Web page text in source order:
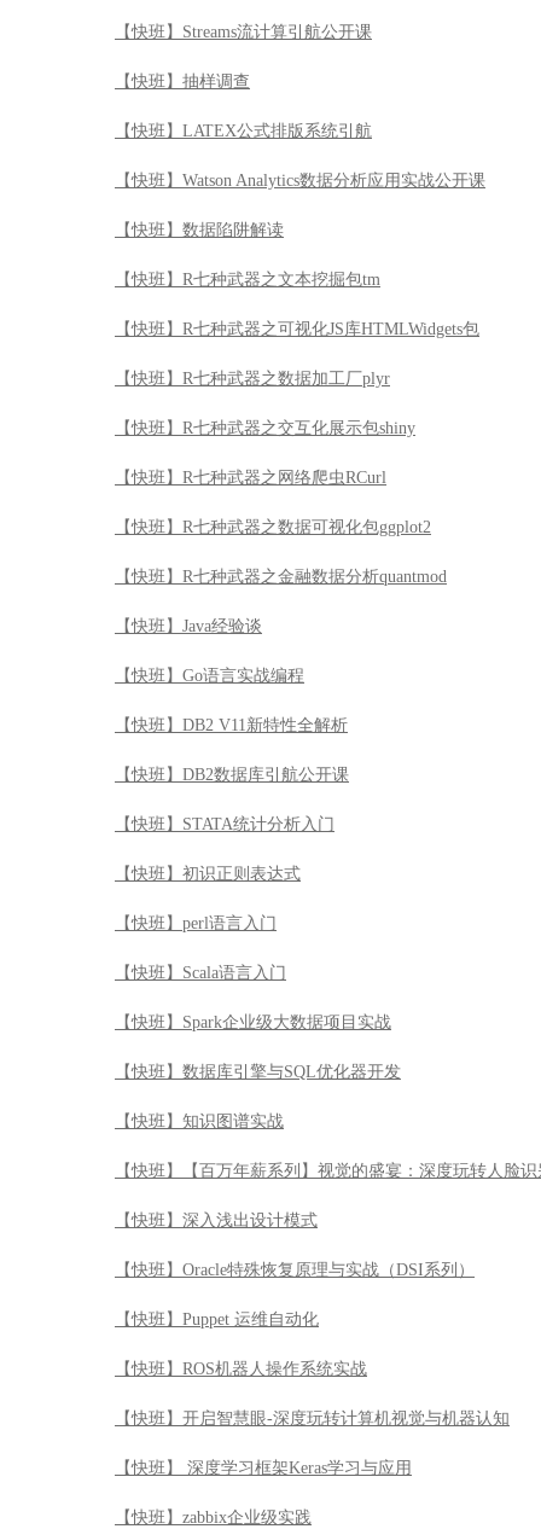
【快班】Streams流计算引航公开课
【快班】抽样调查
【快班】LATEX公式排版系统引航
【快班】Watson Analytics数据分析应用实战公开课
【快班】数据陷阱解读
【快班】R七种武器之文本挖掘包tm
【快班】R七种武器之可视化JS库HTMLWidgets包
【快班】R七种武器之数据加工厂plyr
【快班】R七种武器之交互化展示包shiny
【快班】R七种武器之网络爬虫RCurl
【快班】R七种武器之数据可视化包ggplot2
【快班】R七种武器之金融数据分析quantmod
【快班】Java经验谈
【快班】Go语言实战编程
【快班】DB2 V11新特性全解析
【快班】DB2数据库引航公开课
【快班】STATA统计分析入门
【快班】初识正则表达式
【快班】perl语言入门
【快班】Scala语言入门
【快班】Spark企业级大数据项目实战
【快班】数据库引擎与SQL优化器开发
【快班】知识图谱实战
【快班】【百万年薪系列】视觉的盛宴：深度玩转人脸识
【快班】深入浅出设计模式
【快班】Oracle特殊恢复原理与实战（DSI系列）
【快班】Puppet 运维自动化
【快班】ROS机器人操作系统实战
【快班】开启智慧眼-深度玩转计算机视觉与机器认知
【快班】 深度学习框架Keras学习与应用
【快班】zabbix企业级实践